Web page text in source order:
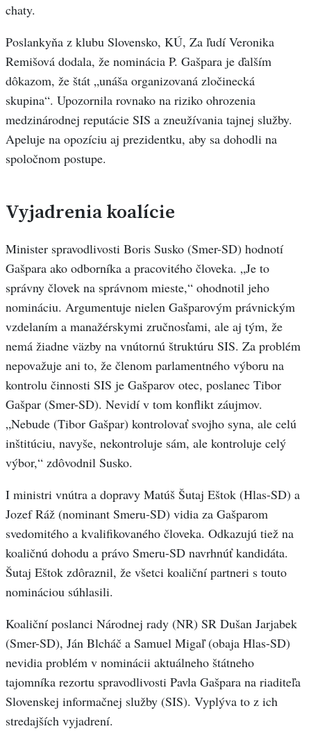
chaty.
Poslankyňa z klubu Slovensko, KÚ, Za ľudí Veronika
Remišová dodala, že nominácia P. Gašpara je ďalším
dôkazom, že štát „unáša organizovaná zločinecká
skupina“. Upozornila rovnako na riziko ohrozenia
medzinárodnej reputácie SIS a zneužívania tajnej služby.
Apeluje na opozíciu aj prezidentku, aby sa dohodli na
spoločnom postupe.
Vyjadrenia koalície
Minister spravodlivosti Boris Susko (Smer-SD) hodnotí
Gašpara ako odborníka a pracovitého človeka. „Je to
správny človek na správnom mieste,“ ohodnotil jeho
nomináciu. Argumentuje nielen Gašparovým právnickým
vzdelaním a manažérskymi zručnosťami, ale aj tým, že
nemá žiadne väzby na vnútornú štruktúru SIS. Za problém
nepovažuje ani to, že členom parlamentného výboru na
kontrolu činnosti SIS je Gašparov otec, poslanec Tibor
Gašpar (Smer-SD). Nevidí v tom konflikt záujmov.
„Nebude (Tibor Gašpar) kontrolovať svojho syna, ale celú
inštitúciu, navyše, nekontroluje sám, ale kontroluje celý
výbor,“ zdôvodnil Susko.
I ministri vnútra a dopravy Matúš Šutaj Eštok (Hlas-SD) a
Jozef Ráž (nominant Smeru-SD) vidia za Gašparom
svedomitého a kvalifikovaného človeka. Odkazujú tiež na
koaličnú dohodu a právo Smeru-SD navrhnúť kandidáta.
Šutaj Eštok zdôraznil, že všetci koaliční partneri s touto
nomináciou súhlasili.
Koaliční poslanci Národnej rady (NR) SR Dušan Jarjabek
(Smer-SD), Ján Blcháč a Samuel Migaľ (obaja Hlas-SD)
nevidia problém v nominácii aktuálneho štátneho
tajomníka rezortu spravodlivosti Pavla Gašpara na riaditeľa
Slovenskej informačnej služby (SIS). Vyplýva to z ich
stredajších vyjadrení.